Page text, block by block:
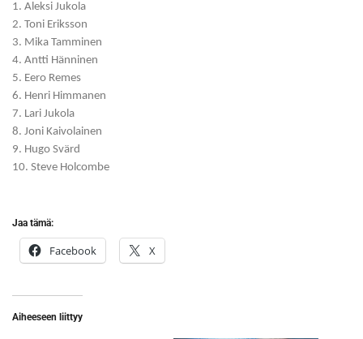
1. Aleksi Jukola
2. Toni Eriksson
3. Mika Tamminen
4. Antti Hänninen
5. Eero Remes
6. Henri Himmanen
7. Lari Jukola
8. Joni Kaivolainen
9. Hugo Svärd
10. Steve Holcombe
Jaa tämä:
Facebook X
Aiheeseen liittyy